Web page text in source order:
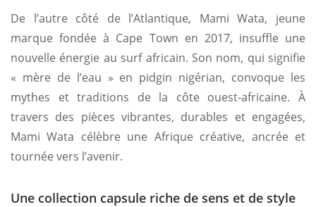
De l’autre côté de l’Atlantique, Mami Wata, jeune
marque fondée à Cape Town en 2017, insuffle une
nouvelle énergie au surf africain. Son nom, qui signifie
« mère de l’eau » en pidgin nigérian, convoque les
mythes et traditions de la côte ouest-africaine. À
travers des pièces vibrantes, durables et engagées,
Mami Wata célèbre une Afrique créative, ancrée et
tournée vers l’avenir.
Une collection capsule riche de sens et de style